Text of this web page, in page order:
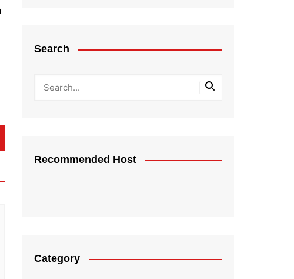
Search
Recommended Host
Category